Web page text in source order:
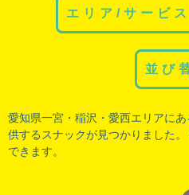
エリア/サービ
並び
愛知県一宮 ・ 稲沢 ・ 愛西エリアに
供するスナックが見つかりました
できます。